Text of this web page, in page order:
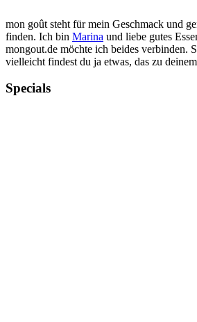
mon goût steht für mein Geschmack und
finden. Ich bin Marina und liebe gutes
mongout.de möchte ich beides verbinden.
vielleicht findest du ja etwas, das zu
Specials